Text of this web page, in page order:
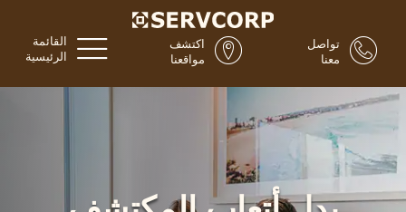
القائمة
الرئيسية
اكتشف
مواقعنا
تواصل
معنا